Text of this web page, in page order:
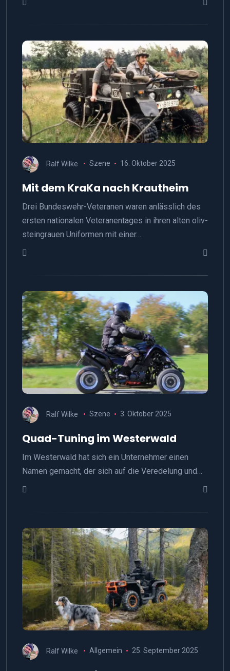
Ralf Wilke Szene 16. Oktober 2025
Mit dem KraKa nach Krautheim
Drei Bundeswehr-Veteranen waren anlässlich des
ersten nationalen Veteranentages in ihren alten oliv-
steingrauen Uniformen mit einer…
Ralf Wilke Szene 3. Oktober 2025
Quad-Tuning im Westerwald
Im Westerwald hat sich ein Unternehmer einen
Namen gemacht, der sich auf die Veredelung und…
Ralf Wilke Allgemein 25. September 2025